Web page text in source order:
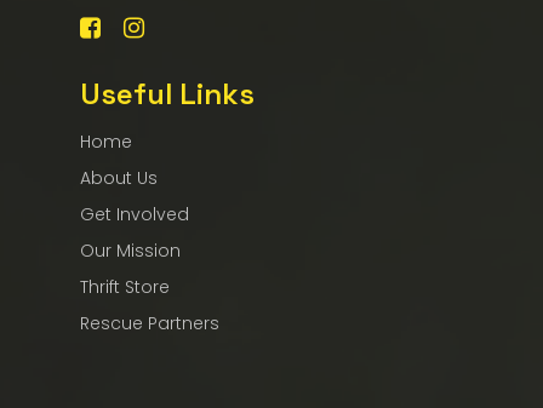
Useful Links
Home
About Us
Get Involved
Our Mission
Thrift Store
Rescue Partners